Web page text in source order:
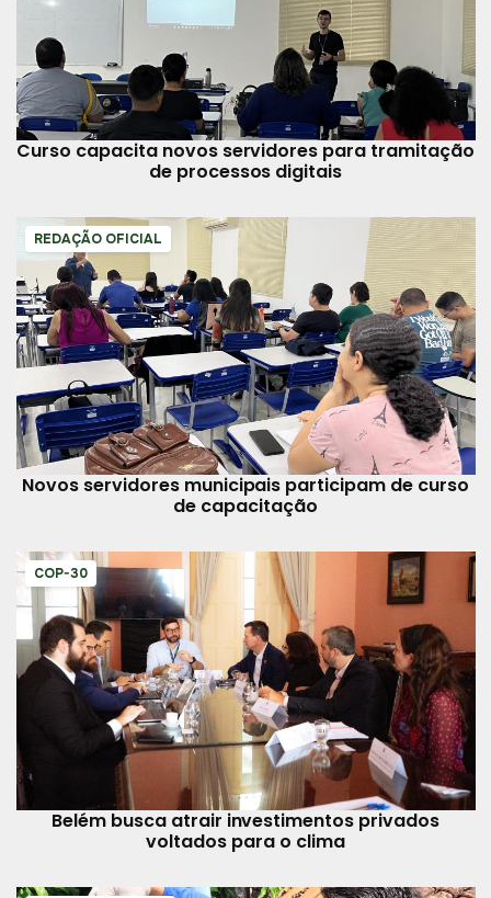
Curso capacita novos servidores para tramitação
de processos digitais
REDAÇÃO OFICIAL
Novos servidores municipais participam de curso
de capacitação
COP-30
Belém busca atrair investimentos privados
voltados para o clima